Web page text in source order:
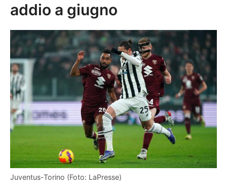
addio a giugno
Juventus-Torino (Foto: LaPresse)